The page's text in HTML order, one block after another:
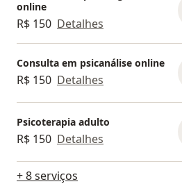
online
R$ 150 Detalhes
Consulta em psicanálise online
R$ 150 Detalhes
Psicoterapia adulto
R$ 150 Detalhes
+ 8 serviços